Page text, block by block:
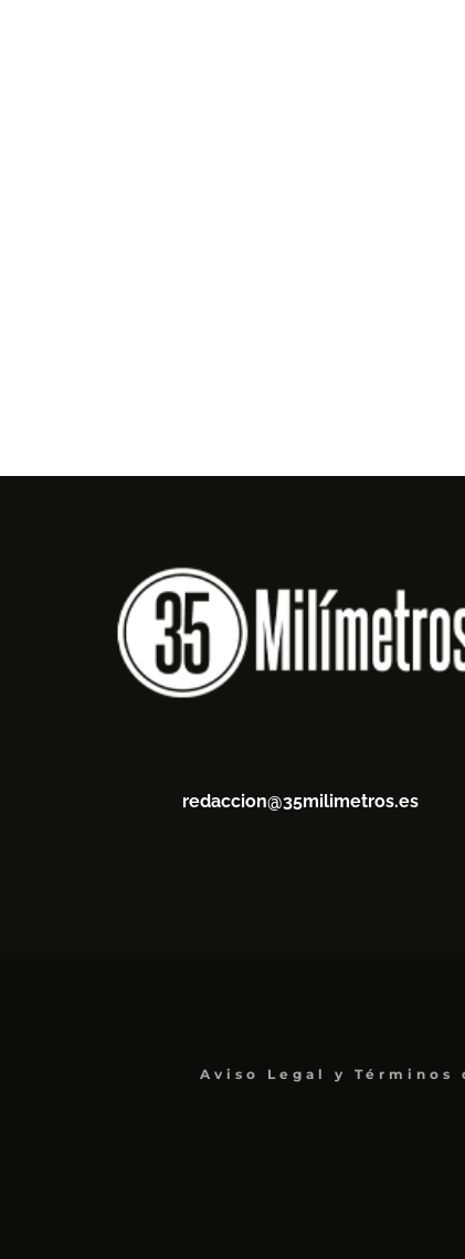
redaccion@35milimetros.es
Aviso Legal y Términos